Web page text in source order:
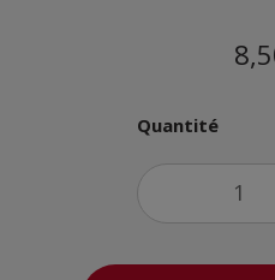
Quantité